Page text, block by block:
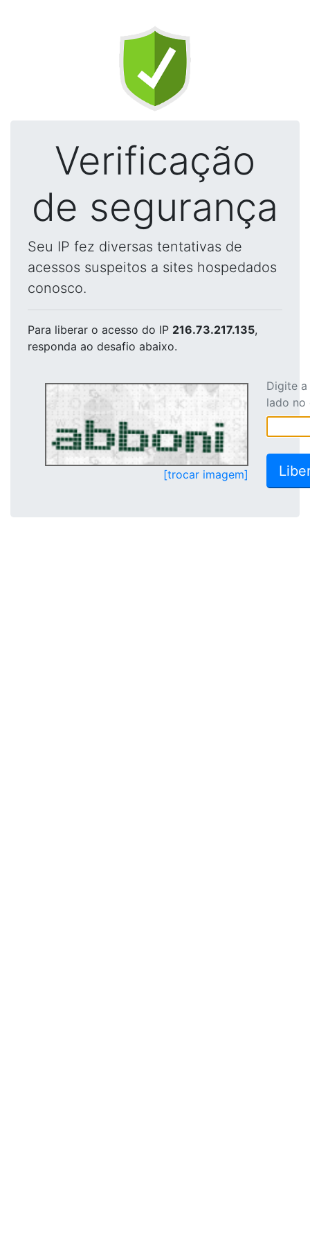
Verificação
de segurança
Seu IP fez diversas tentativas de
acessos suspeitos a sites hospedados
conosco.
Para liberar o acesso do IP 216.73.217.135,
responda ao desafio abaixo.
[trocar imagem]
Digite
lado no